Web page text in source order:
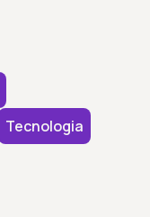
Tecnologia